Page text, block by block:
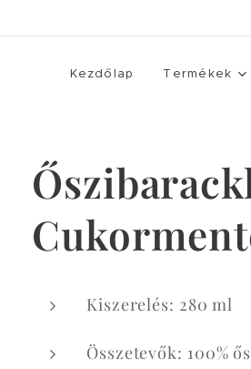
Kezdőlap Termékek
Kiszerelés: 280 ml
Összetevők: 100%